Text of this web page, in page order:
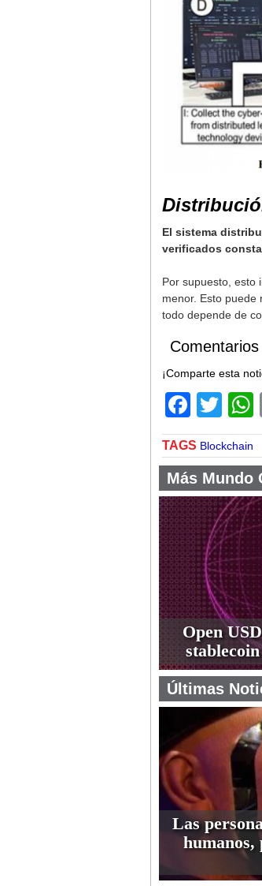
El sistema
verificados
Por supuesto, esto
menor. Esto puede
todo depende de
Comentarios
¡Comparte esta
TAGS Blockchain
Más Mundo
Open
Últimas
Las
humanos,